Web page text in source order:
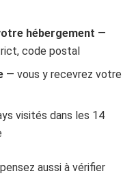
hébergement —
code postal
— vous y recevrez votre
visités dans les 14
pensez aussi à vérifier